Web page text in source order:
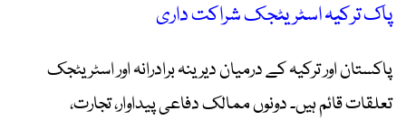
پاک ترکیہ اسٹریٹجک شراکت داری
پاکستان اور ترکیہ کے درمیان دیرینہ برادرانہ اور اسٹریٹجک
تعلقات قائم ہیں۔ دونوں ممالک دفاعی پیداوار، تجارت،